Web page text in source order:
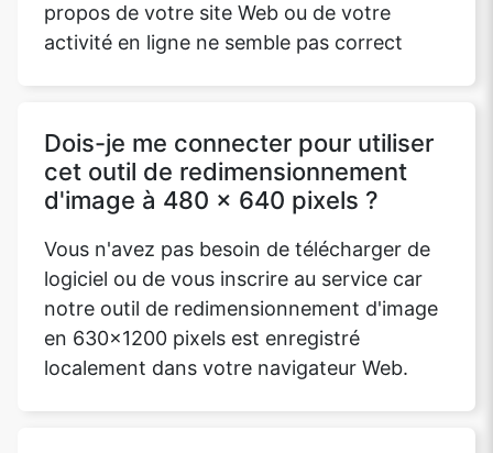
propos de votre site Web ou de votre
activité en ligne ne semble pas correct
Dois-je me connecter pour utiliser
cet outil de redimensionnement
d'image à 480 x 640 pixels ?
Vous n'avez pas besoin de télécharger de
logiciel ou de vous inscrire au service car
notre outil de redimensionnement d'image
en 630x1200 pixels est enregistré
localement dans votre navigateur Web.